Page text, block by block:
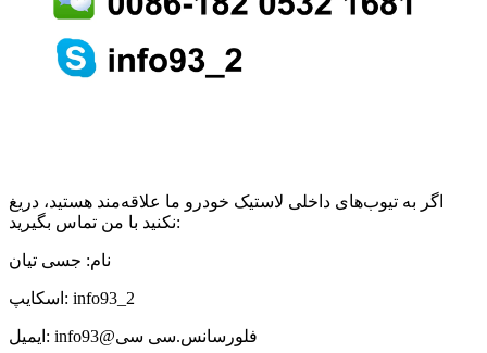
اگر به تیوب‌های داخلی لاستیک خودرو ما علاقه‌مند هستید، دریغ
نکنید با من تماس بگیرید:
نام: جسی تیان
اسکایپ: info93_2
ایمیل: info93@فلورسانس.سی سی